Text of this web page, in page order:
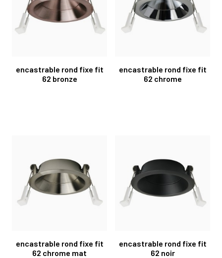
encastrable rond fixe fit
62 bronze
encastrable rond fixe fit
62 chrome
encastrable rond fixe fit
62 chrome mat
encastrable rond fixe fit
62 noir